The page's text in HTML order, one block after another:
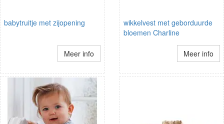
babytruitje met zijopening
Meer info
wikkelvest met geborduurde
bloemen Charline
Meer info